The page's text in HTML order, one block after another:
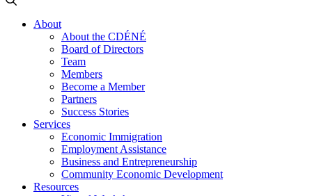
About
About the CDÉNÉ
Board of Directors
Team
Members
Become a Member
Partners
Success Stories
Services
Economic Immigration
Employment Assistance
Business and Entrepreneurship
Community Economic Development
Resources